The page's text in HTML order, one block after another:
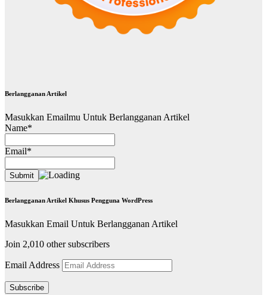
Berlangganan Artikel
Masukkan Emailmu Untuk Berlangganan Artikel
Name*
Email*
Berlangganan Artikel Khusus Pengguna WordPress
Masukkan Email Untuk Berlangganan Artikel
Join 2,010 other subscribers
Email Address
Subscribe